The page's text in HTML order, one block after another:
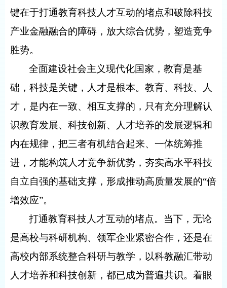
键在于打通教育科技人才互动的堵点和破除科技
产业金融融合的障碍，放大综合优势，塑造竞争
胜势。
全面建设社会主义现代化国家，教育是基
础，科技是关键，人才是根本。教育、科技、人
才，是内在一致、相互支撑的，只有充分理解认
识教育发展、科技创新、人才培养的发展逻辑和
内在规律，把三者有机结合起来、一体统筹推
进，才能构筑人才竞争新优势，夯实高水平科技
自立自强的基础支撑，形成推动高质量发展的“倍
增效应”。
打通教育科技人才互动的堵点。当下，无论
是高校与科研机构、领军企业紧密合作，还是在
高校内部系统整合科研与教学，以科教融汇带动
人才培养和科技创新，都已成为普遍共识。着眼